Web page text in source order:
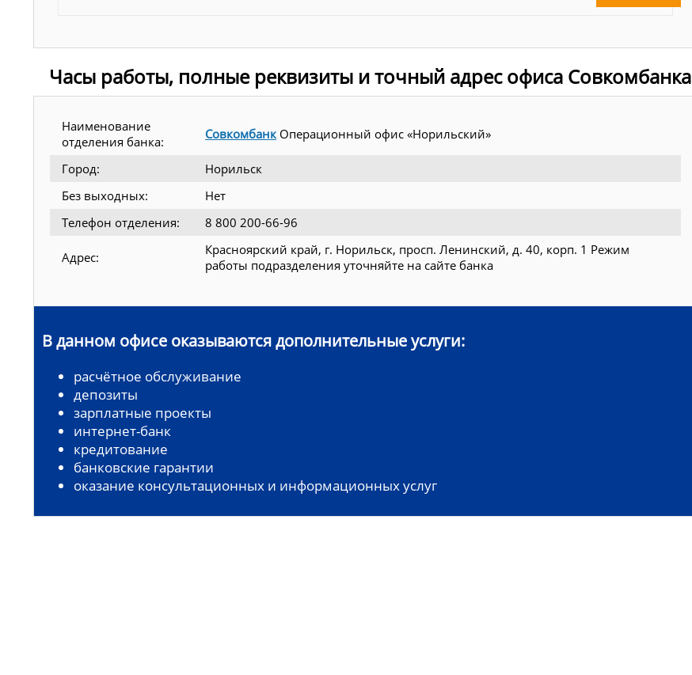
Часы работы, полные реквизиты и точный адрес офиса Совкомбанка
Наименование
отделения банка:
СовкомбанкОперационный офис «Норильский»
Город:
Норильск
Без выходных:
Нет
Телефон отделения:
8 800 200-66-96
Адрес:
Красноярский край, г. Норильск, просп. Ленинский, д. 40, корп. 1 Режим
работы подразделения уточняйте на сайте банка
В данном офисе оказываются дополнительные услуги:
расчётное обслуживание
депозиты
зарплатные проекты
интернет-банк
кредитование
банковские гарантии
оказание консультационных и информационных услуг